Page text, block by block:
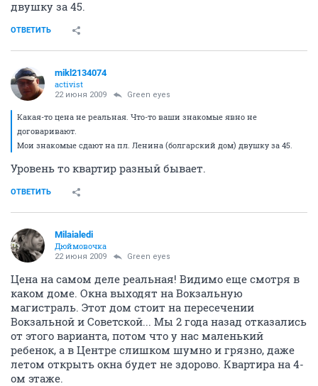
двушку за 45.
ОТВЕТИТЬ
mikl2134074
activist
22 июня 2009 Green eyes
Какая-то цена не реальная. Что-то ваши знакомые явно не
договаривают.
Мои знакомые сдают на пл. Ленина (болгарский дом) двушку за 45.
Уровень то квартир разный бывает.
ОТВЕТИТЬ
Milaialedi
Дюймовочка
22 июня 2009 Green eyes
Цена на самом деле реальная! Видимо еще смотря в
каком доме. Окна выходят на Вокзальную
магистраль. Этот дом стоит на пересечении
Вокзальной и Советской... Мы 2 года назад отказались
от этого варианта, потом что у нас маленький
ребенок, а в Центре слишком шумно и грязно, даже
летом открыть окна будет не здорово. Квартира на 4-
ом этаже.